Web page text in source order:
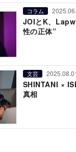
コラム
JOIとK、
性の正体”
文芸
SHINTANI ×
真相